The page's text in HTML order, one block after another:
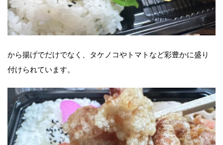
から揚げでだけでなく、タケノコやトマトなど彩豊かに盛り
付けられています。